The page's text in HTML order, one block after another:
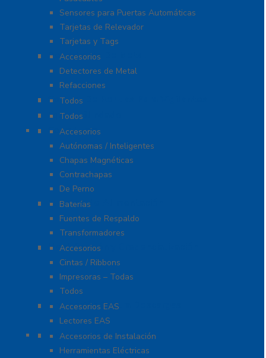
Sensores para Puertas Automáticas
Tarjetas de Relevador
Tarjetas y Tags
Detectores De Metal
Accesorios
Detectores de Metal
Refacciones
Control De Rondas Para Vigilantes
Todos
Equipo Blindado
Todos
Cerraduras
Accesorios
Autónomas / Inteligentes
Chapas Magnéticas
Contrachapas
De Perno
Fuentes de Alimentación
Baterías
Fuentes de Respaldo
Transformadores
Identificación y Credencialización
Accesorios
Cintas / Ribbons
Impresoras – Todas
Todos
Protección Contra Descargas
Accesorios EAS
Lectores EAS
Herramientas
Accesorios de Instalación
Herramientas Eléctricas